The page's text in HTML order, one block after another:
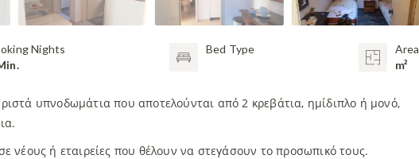
Nights
Bed Type
Area
m²
υπνοδωμάτια που αποτελούνται από 2 κρεβάτια, ημίδιπλο ή μονό,
νέους ή εταιρείες που θέλουν να στεγάσουν το προσωπικό τους.